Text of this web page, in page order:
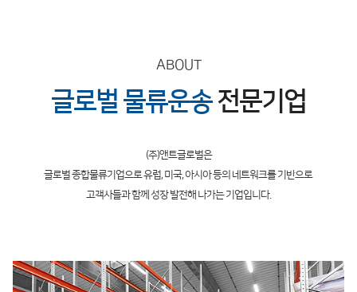
ABOUT
글로벌 물류운송전문기업
(주)앤트글로벌은
글로벌 종합물류기업으로 유럽, 미국, 아시아 등의 네트워크를 기반으로
고객사들과 함께 성장 발전해 나가는 기업입니다.